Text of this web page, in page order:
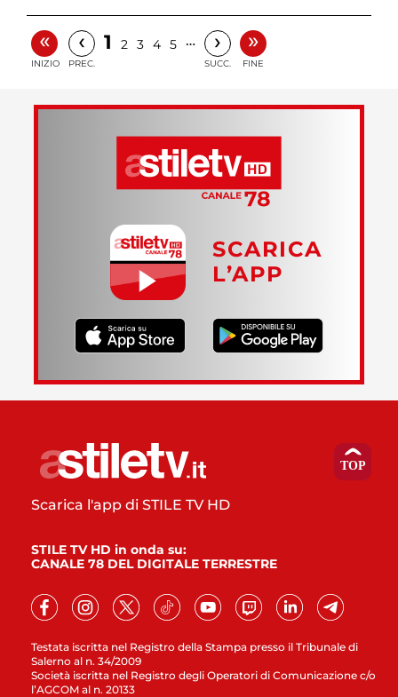
«
INIZIO
‹
PREC.
1 2 3 4 5 … ›
SUCC.
»
FINE
SCARICA
L’APP
Testata iscritta nel Registro della Stampa presso il Tribunale di
Salerno al n. 34/2009
Società iscritta nel Registro degli Operatori di Comunicazione c/o
l’AGCOM al n. 20133
Scarica l'app di STILE TV HD
STILE TV HD in onda su:
CANALE 78 DEL DIGITALE TERRESTRE